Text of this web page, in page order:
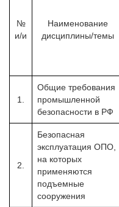
№
и/и
Наименование
дисциплины/темы
1.
Общие требования
промышленной
безопасности в РФ
2.
Безопасная
эксплуатация ОПО,
на которых
применяются
подъемные
сооружения